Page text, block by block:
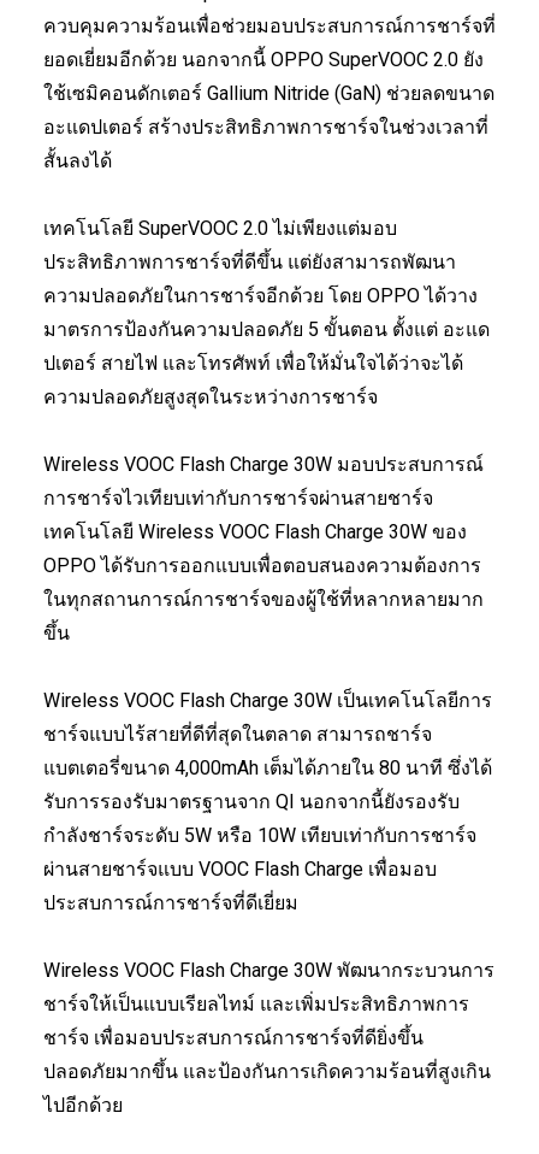
ควบคุมความร้อนเพื่อช่วยมอบประสบการณ์การชาร์จที่
ยอดเยี่ยมอีกด้วย นอกจากนี้ OPPO SuperVOOC 2.0 ยัง
ใช้เซมิคอนดักเตอร์ Gallium Nitride (GaN) ช่วยลดขนาด
อะแดปเตอร์ สร้างประสิทธิภาพการชาร์จในช่วงเวลาที่
สั้นลงได้
เทคโนโลยี SuperVOOC 2.0 ไม่เพียงแต่มอบ
ประสิทธิภาพการชาร์จที่ดีขึ้น แต่ยังสามารถพัฒนา
ความปลอดภัยในการชาร์จอีกด้วย โดย OPPO ได้วาง
มาตรการป้องกันความปลอดภัย 5 ขั้นตอน ตั้งแต่ อะแด
ปเตอร์ สายไฟ และโทรศัพท์ เพื่อให้มั่นใจได้ว่าจะได้
ความปลอดภัยสูงสุดในระหว่างการชาร์จ
Wireless VOOC Flash Charge 30W มอบประสบการณ์
การชาร์จไวเทียบเท่ากับการชาร์จผ่านสายชาร์จ
เทคโนโลยี Wireless VOOC Flash Charge 30W ของ
OPPO ได้รับการออกแบบเพื่อตอบสนองความต้องการ
ในทุกสถานการณ์การชาร์จของผู้ใช้ที่หลากหลายมาก
ขึ้น
Wireless VOOC Flash Charge 30W เป็นเทคโนโลยีการ
ชาร์จแบบไร้สายที่ดีที่สุดในตลาด สามารถชาร์จ
แบตเตอรี่ขนาด 4,000mAh เต็มได้ภายใน 80 นาที ซึ่งได้
รับการรองรับมาตรฐานจาก QI นอกจากนี้ยังรองรับ
กำลังชาร์จระดับ 5W หรือ 10W เทียบเท่ากับการชาร์จ
ผ่านสายชาร์จแบบ VOOC Flash Charge เพื่อมอบ
ประสบการณ์การชาร์จที่ดีเยี่ยม
Wireless VOOC Flash Charge 30W พัฒนากระบวนการ
ชาร์จให้เป็นแบบเรียลไทม์ และเพิ่มประสิทธิภาพการ
ชาร์จ เพื่อมอบประสบการณ์การชาร์จที่ดียิ่งขึ้น
ปลอดภัยมากขึ้น และป้องกันการเกิดความร้อนที่สูงเกิน
ไปอีกด้วย